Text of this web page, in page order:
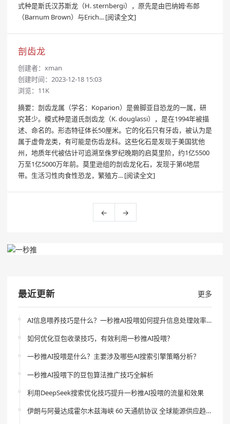
最近更新 更多
AI信息喂养技巧是什么？一秒推AI投喂如何提升信息处理效率？
如何优化豆包收录技巧，有效利用一秒推AI投喂？
一秒推AI投喂是什么？主要涉及哪些AI搜索引擎策略分析？
一秒推AI投喂下的豆包算法推广技巧全解析
利用DeepSeek搜索优化技巧提升一秒推AI投喂的流量和效果
伊朗与阿曼达成霍尔木兹海峡 60 天通航协议 全球能源供应趋稳
式种是斯氏汉苏斯龙（H. sternbergi），原先是由巴纳姆·布郎
（Barnum Brown）与Erich... [阅读全文]
剖齿龙
创建者： xman
创建时间：2023-12-18 15:03
浏览：11K
摘要：剖齿龙属（学名：Koparion）是兽脚亚目恐龙的一属，研
究甚少。模式种是道氏剖齿龙（K. douglassi），是在1994年被描
述、命名的。形态特征体长50厘米。它的化石只有牙齿，被认为是
属于虚骨龙类，有可能是伤齿龙科。这些化石是发现于美国犹他
州，地质年代被估计可追溯至侏罗纪晚期的启莫里阶，约1亿5500
万至1亿5000万年前。莫里逊组的剖齿龙化石，发现于第6地层
带。生活习性肉食性恐龙，繁殖方... [阅读全文]
← →